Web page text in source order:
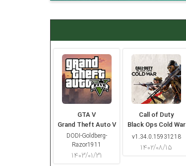
GTA V
Grand Theft Auto V
DODI-Goldberg-
Razor1911
۱۴۰۳/۰۱/۳۱
Call of Duty
Black Ops Cold War
v1.34.0.15931218
۱۴۰۲/۰۸/۱۵